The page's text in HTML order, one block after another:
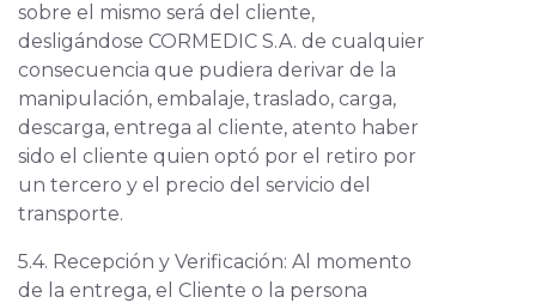
sobre el mismo será del cliente,
desligándose CORMEDIC S.A. de cualquier
consecuencia que pudiera derivar de la
manipulación, embalaje, traslado, carga,
descarga, entrega al cliente, atento haber
sido el cliente quien optó por el retiro por
un tercero y el precio del servicio del
transporte.
5.4. Recepción y Verificación: Al momento
de la entrega, el Cliente o la persona